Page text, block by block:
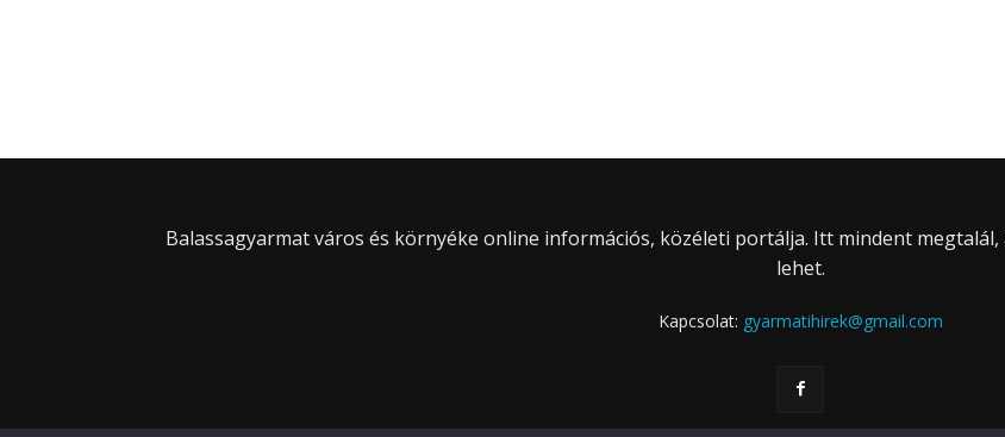
Balassagyarmat város és környéke online információs, közéleti portálja. Itt mindent
lehet.
Kapcsolat: gyarmatihirek@gmail.com